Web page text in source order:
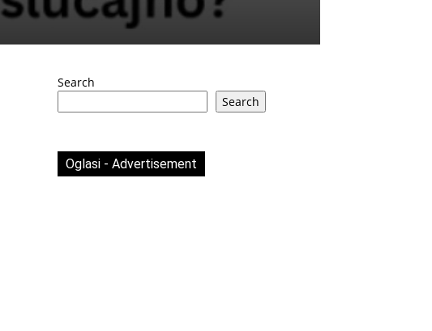
Search
Search
Oglasi - Advertisement